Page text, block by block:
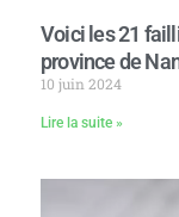
Voici les 21
province de
10 juin 2024
Lire la suite »